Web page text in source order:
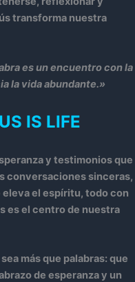
transforma nuestra
es un encuentro con la
la vida abundante.»
IS LIFE
y testimonios que
conversaciones sinceras,
el espíritu, todo con
es el centro de nuestra
más que palabras: que
de esperanza y un